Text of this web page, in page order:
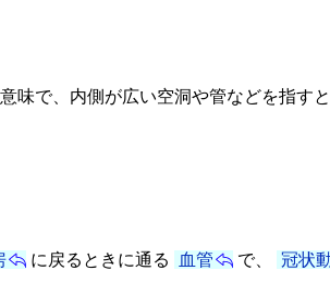
味で、内側が広い空洞や管などを指す
に戻るときに通る 血管 で、 冠状